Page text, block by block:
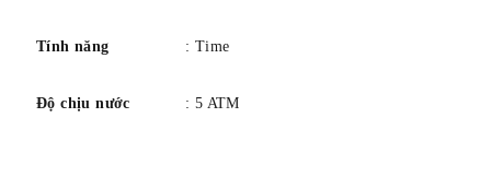
Tính năng : Time
Độ chịu nước : 5 ATM